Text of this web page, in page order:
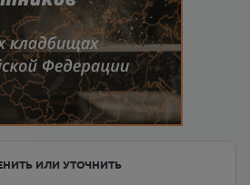
ИЛИ УТОЧНИТЬ